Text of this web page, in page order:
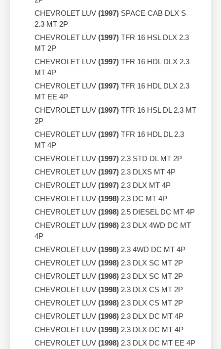
CHEVROLET LUV (1997) SPACE CAB DLX S
2.3 MT 2P
CHEVROLET LUV (1997) TFR 16 HSL DLX 2.3
MT 2P
CHEVROLET LUV (1997) TFR 16 HDL DLX 2.3
MT 4P
CHEVROLET LUV (1997) TFR 16 HDL DLX 2.3
MT EE 4P
CHEVROLET LUV (1997) TFR 16 HSL DL 2.3 MT
2P
CHEVROLET LUV (1997) TFR 16 HDL DL 2.3
MT 4P
CHEVROLET LUV (1997) 2.3 STD DL MT 2P
CHEVROLET LUV (1997) 2.3 DLXS MT 4P
CHEVROLET LUV (1997) 2.3 DLX MT 4P
CHEVROLET LUV (1998) 2.3 DC MT 4P
CHEVROLET LUV (1998) 2.5 DIESEL DC MT 4P
CHEVROLET LUV (1998) 2.3 DLX 4WD DC MT
4P
CHEVROLET LUV (1998) 2.3 4WD DC MT 4P
CHEVROLET LUV (1998) 2.3 DLX SC MT 2P
CHEVROLET LUV (1998) 2.3 DLX SC MT 2P
CHEVROLET LUV (1998) 2.3 DLX CS MT 2P
CHEVROLET LUV (1998) 2.3 DLX CS MT 2P
CHEVROLET LUV (1998) 2.3 DLX DC MT 4P
CHEVROLET LUV (1998) 2.3 DLX DC MT 4P
CHEVROLET LUV (1998) 2.3 DLX DC MT EE 4P